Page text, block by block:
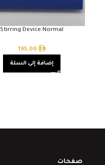
Stirring Device Normal
195,00
إضافة إلى السلة
صفحات